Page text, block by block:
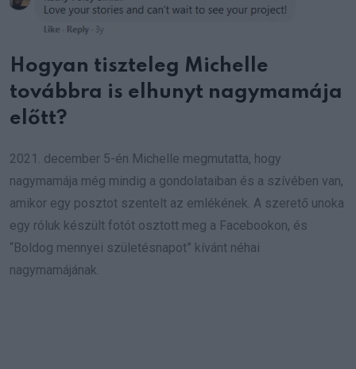
Hogyan tiszteleg Michelle
továbbra is elhunyt nagymamája
előtt?
2021. december 5-én Michelle megmutatta, hogy
nagymamája még mindig a gondolataiban és a szívében van,
amikor egy posztot szentelt az emlékének. A szerető unoka
egy róluk készült fotót osztott meg a Facebookon, és
“Boldog mennyei születésnapot” kívánt néhai
nagymamájának.